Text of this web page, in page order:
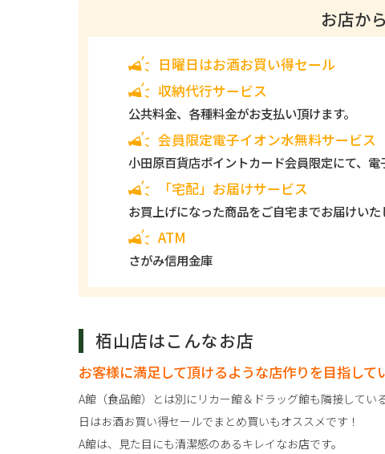
お店か
日曜日はお酒お買い得セール
収納代行サービス
公共料金、各種料金がお支払い頂けます。
会員限定電子イオン水無料サービス
小田原百貨店ポイントカード会員限定にて、電
「宅配」お届けサービス
お買上げになった商品をご自宅までお届けいた
ATM
さがみ信用金庫
栢山店はこんなお店
お客様に満足して頂けるような店作りを目指して
A館（食品館）とは別にリカー館＆ドラッグ館も隣接して
日はお酒お買い得セールでまとめ買いもオススメです！
A館は、見た目にも清潔感のあるキレイなお店です。